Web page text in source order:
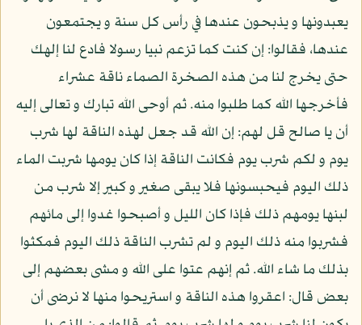
يعبدونها و يذبحون عندها في رأس كل سنة و يجتمعون
عندها، فقالوا: إن كنت كما تزعم نبيا رسولا فادع لنا إلهك
حتى يخرج لنا من هذه الصخرة الصماء ناقة عشراء
فأخرجها الله كما طلبوا منه. ثم أوحى الله تبارك و تعالى إليه
أن يا صالح قل لهم: إن الله قد جعل لهذه الناقة لها شرب
يوم و لكم شرب يوم فكانت الناقة إذا كان يومها شربت الماء
ذلك اليوم فيحبسونها فلا يبقى صغير و كبير إلا شرب من
لبنها يومهم ذلك فإذا كان الليل و أصبحوا غدوا إلى مائهم
فشربوا منه ذلك اليوم و لم تشرب الناقة ذلك اليوم فمكثوا
بذلك ما شاء الله. ثم إنهم عتوا على الله و مشى بعضهم إلى
بعض قال: اعقروا هذه الناقة و استريحوا منها لا نرضى أن